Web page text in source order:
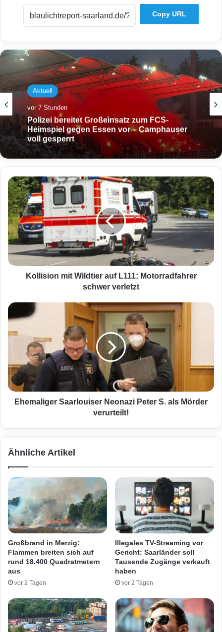
Copy URL
Aktuell
vor 7 Stunden
Polizei bereitet Großeinsatz zum FCS-
Heimspiel gegen Essen vor – Camphauser
voll gesperrt
K
o
l
l
i
s
i
o
n
W
i
d
e
a
1
o
o
r
r
d
f
e
r
s
c
Kollision mit Wildtier auf L111: Motorradfahrer
schwer verletzt
E
h
i
g
e
l
i
s
e
r
N
o
z
P
e
t
e
Ehemaliger Saarlouiser Neonazi Peter S. als Mörder
verurteilt!
Ähnliche Artikel
Großbrand in Merzig:
Flammen breiten sich auf
rund 18.400 Quadratmetern
aus
vor 2 Tagen
Illegales TV-Streaming vor
Gericht: Saarländer soll
Tausende Zugänge verkauft
haben
vor 2 Tagen